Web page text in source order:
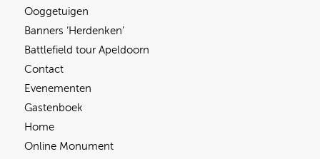
Ooggetuigen
Banners ‘Herdenken’
Battlefield tour Apeldoorn
Contact
Evenementen
Gastenboek
Home
Online Monument